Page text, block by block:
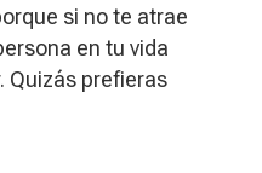
si no te atrae
en tu vida
Quizás prefieras